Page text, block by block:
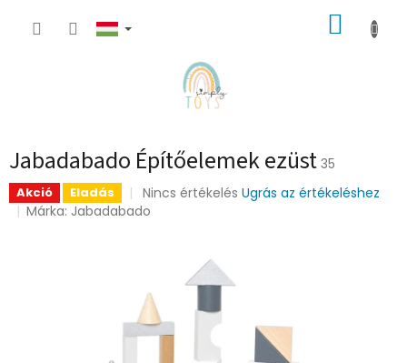
KOSÁR
Jabadabado Építőelemek ezüst 35
Akció Eladás
A
termék
0,0
csillag.
Nincs értékelés Ugrás az értékeléshez
Márka: Jabadabado